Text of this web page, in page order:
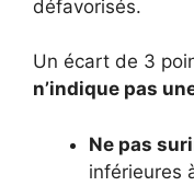
défavorisés.
Un écart de 3
n’indique pas
Ne pas
inférieures